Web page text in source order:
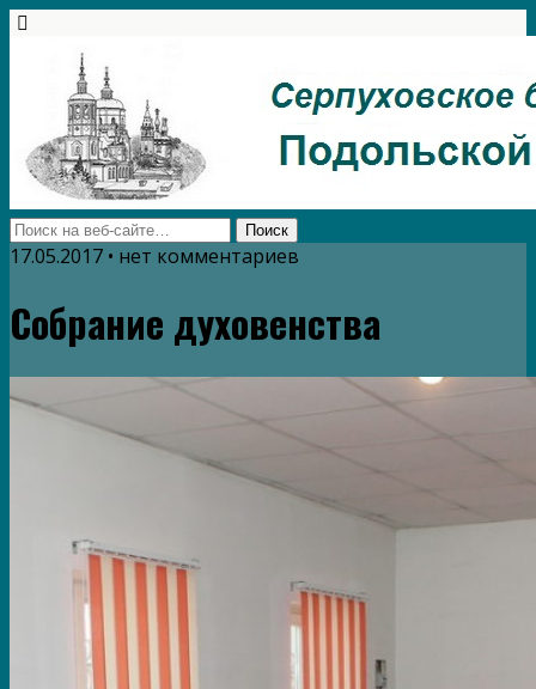
17.05.2017 • нет комментариев
Собрание духовенства